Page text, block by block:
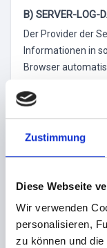
Zustimmung
Diese Webseite
Wir verwenden
personalisieren,
zu können und
B) SERVER-LOG-
Der Provider der
Informationen in
Browser
IP-Adresse
Eine
Datenquellen wird